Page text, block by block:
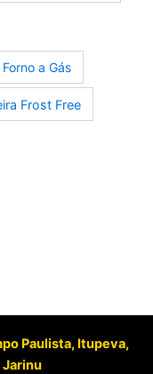
a Gás
Frost Free
Paulista, Itupeva,
Jarinu